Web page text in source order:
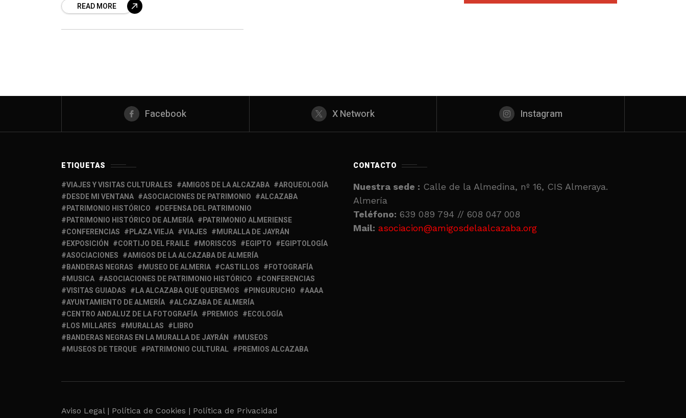
PRIVADAS Y SIN PROYECTO “El edificio
READ MORE
Facebook X Network Instagram
ETIQUETAS
VIAJES Y VISITAS CULTURALES
AMIGOS DE LA ALCAZABA
ARQUEOLOGÍA
DESDE MI VENTANA
ASOCIACIONES DE PATRIMONIO
ALCAZABA
PATRIMONIO HISTÓRICO
DEFENSA DEL PATRIMONIO
PATRIMONIO HISTÓRICO DE ALMERÍA
PATRIMONIO ALMERIENSE
CONFERENCIAS
PLAZA VIEJA VIAJES
MURALLA DE JAYRÁN
EXPOSICIÓN
CORTIJO DEL FRAILE MORISCOS EGIPTO
EGIPTOLOGÍA
ASOCIACIONES
AMIGOS DE LA ALCAZABA DE ALMERÍA
BANDERAS NEGRAS
MUSEO DE ALMERIA CASTILLOS
FOTOGRAFÍA
MUSICA
ASOCIACIONES DE PATRIMONIO HISTÓRICO
CONFERENCIAS
VISITAS GUIADAS
LA ALCAZABA QUE QUEREMOS PINGURUCHO
AAAA
AYUNTAMIENTO DE ALMERÍA
ALCAZABA DE ALMERÍA
CENTRO ANDALUZ DE LA FOTOGRAFÍA
PREMIOS
ECOLOGÍA
LOS MILLARES
MURALLAS
LIBRO
BANDERAS NEGRAS EN LA MURALLA DE JAYRÁN
MUSEOS
MUSEOS DE TERQUE
PATRIMONIO CULTURAL PREMIOS ALCAZABA
CONTACTO
Nuestra sede : Calle de la Almedina, nº 16, CIS Almeraya.
Almería
Teléfono: 639 089 794 // 608 047 008
Mail: asociacion@amigosdelaalcazaba.org
Aviso Legal | Política de Cookies | Política de Privacidad